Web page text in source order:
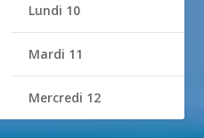
Lundi 10
Mardi 11
Mercredi 12